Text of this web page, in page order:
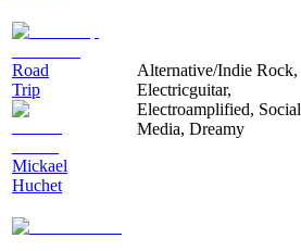
Road
Trip
Mickael
Huchet
Alternative/Indie Rock,
Electricguitar,
Electroamplified, Social
Media, Dreamy